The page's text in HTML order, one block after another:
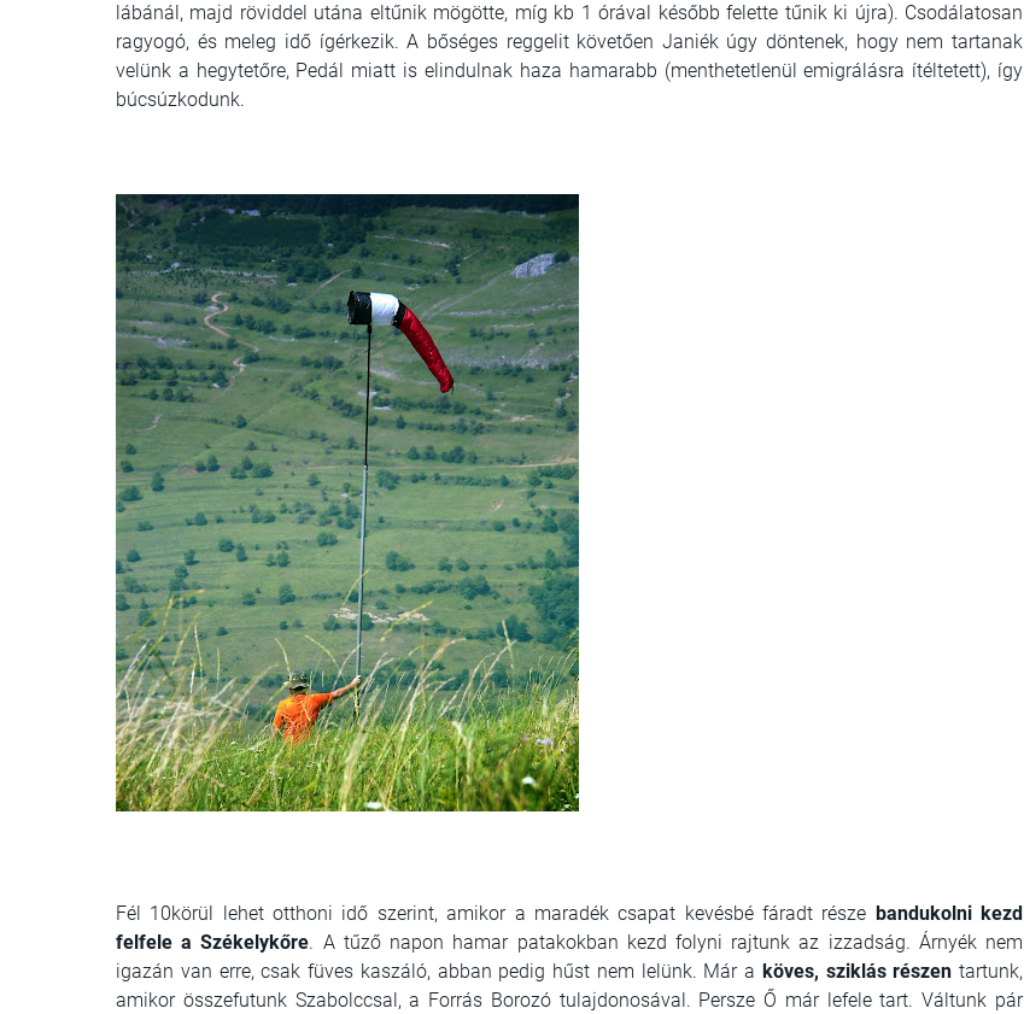
lábánál, majd röviddel utána eltűnik mögötte, míg kb 1 órával később felette tűnik ki újra). Csodálatosan
ragyogó, és meleg idő ígérkezik. A bőséges reggelit követően Janiék úgy döntenek, hogy nem tartanak
velünk a hegytetőre, Pedál miatt is elindulnak haza hamarabb (menthetetlenül emigrálásra ítéltetett), így
búcsúzkodunk.
Fél 10körül lehet otthoni idő szerint, amikor a maradék csapat kevésbé fáradt része bandukolni kezd
felfele a Székelykőre. A tűző napon hamar patakokban kezd folyni rajtunk az izzadság. Árnyék nem
igazán van erre, csak füves kaszáló, abban pedig hűst nem lelünk. Már a köves, sziklás részen tartunk,
amikor összefutunk Szabolccsal, a Forrás Borozó tulajdonosával. Persze Ő már lefele tart. Váltunk pár